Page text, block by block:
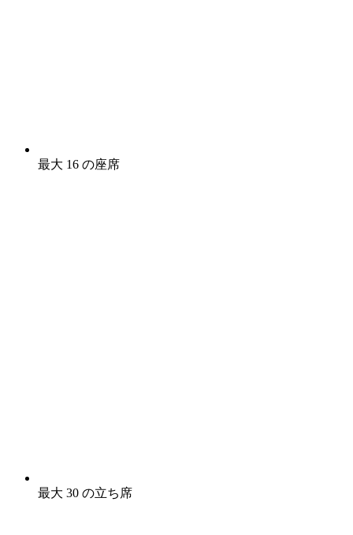
最大 16 の座席
最大 30 の立ち席